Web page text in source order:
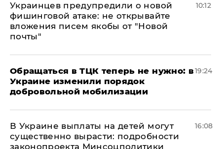
Украинцев предупредили о новой
фишинговой атаке: не открывайте
вложения писем якобы от "Новой
почты"
10:12
Обращаться в ТЦК теперь не нужно: в
Украине изменили порядок
добровольной мобилизации
19:24
В Украине выплаты на детей могут
существенно вырасти: подробности
законопроекта Минсоцполитики
16:08